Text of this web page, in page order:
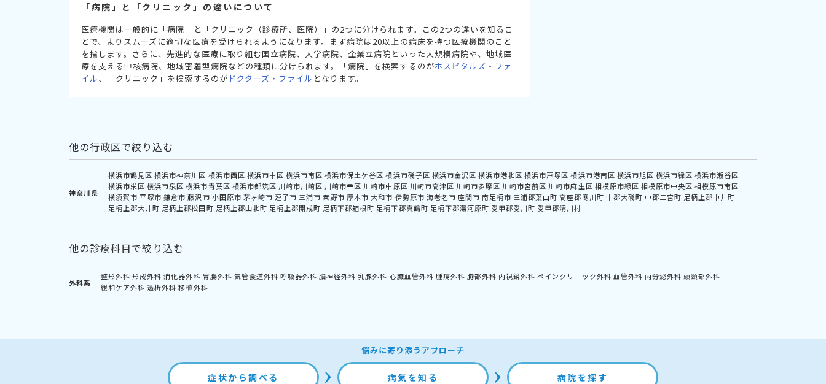
「病院」と「クリニック」の違いについて
医療機関は一般的に「病院」と「クリニック（診療所、医院）」の2つに分けられます。この2つの違いを知るこ
とで、よりスムーズに適切な医療を受けられるようになります。まず病院は20以上の病床を持つ医療機関のこと
を指します。さらに、先進的な医療に取り組む国立病院、大学病院、企業立病院といった大規模病院や、地域医
療を支える中核病院、地域密着型病院などの種類に分けられます。「病院」を検索するのがホスピタルズ・ファ
イル、「クリニック」を検索するのが ドクターズ・ファイル となります。
他の行政区で絞り込む
神奈川県
横浜市鶴見区 横浜市神奈川区 横浜市西区 横浜市中区 横浜市南区 横浜市保土ケ谷区 横浜市磯子区 横浜市金沢区 横浜市港北区 横浜市戸塚区 横浜市港南区 横浜市旭区 横浜市緑区 横浜市瀬谷区
横浜市栄区 横浜市泉区 横浜市青葉区 横浜市都筑区 川崎市川崎区 川崎市幸区 川崎市中原区 川崎市高津区 川崎市多摩区 川崎市宮前区 川崎市麻生区 相模原市緑区 相模原市中央区 相模原市南区
横須賀市 平塚市 鎌倉市 藤沢市 小田原市 茅ヶ崎市 逗子市 三浦市 秦野市 厚木市 大和市 伊勢原市 海老名市 座間市 南足柄市 三浦郡葉山町 高座郡寒川町 中郡大磯町 中郡二宮町 足柄上郡中井町
足柄上郡大井町 足柄上郡松田町 足柄上郡山北町 足柄上郡開成町 足柄下郡箱根町 足柄下郡真鶴町 足柄下郡湯河原町 愛甲郡愛川町 愛甲郡清川村
他の診療科目で絞り込む
外科系
整形外科 形成外科 消化器外科 胃腸外科 気管食道外科 呼吸器外科 脳神経外科 乳腺外科 心臓血管外科 腫瘍外科 胸部外科 内視鏡外科 ペインクリニック外科 血管外科 内分泌外科 頭頸部外科
緩和ケア外科 透析外科 移植外科
悩みに寄り添うアプローチ
症状から調べる 病気を知る 病院を探す